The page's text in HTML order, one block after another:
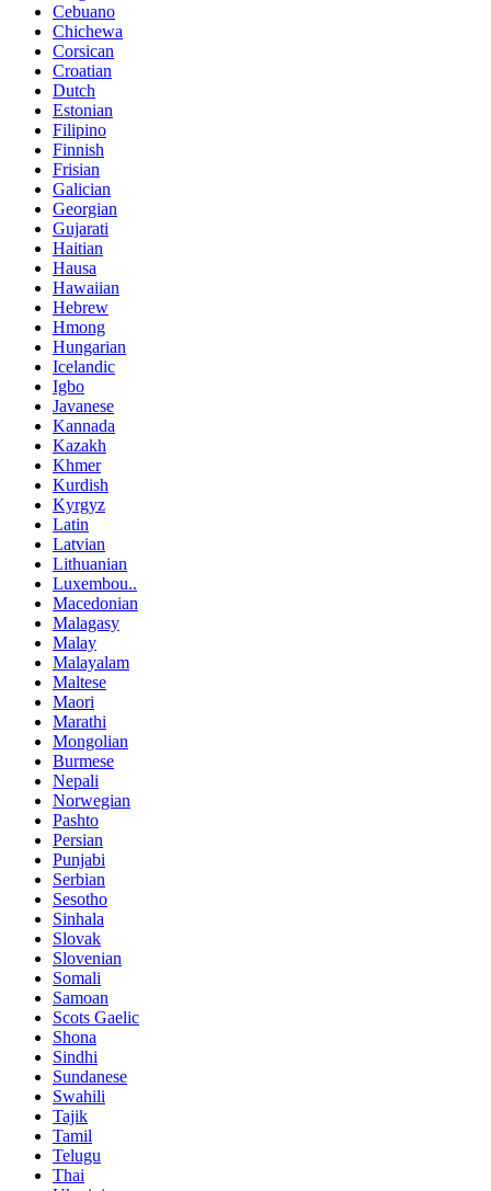
Cebuano
Chichewa
Corsican
Croatian
Dutch
Estonian
Filipino
Finnish
Frisian
Galician
Georgian
Gujarati
Haitian
Hausa
Hawaiian
Hebrew
Hmong
Hungarian
Icelandic
Igbo
Javanese
Kannada
Kazakh
Khmer
Kurdish
Kyrgyz
Latin
Latvian
Lithuanian
Luxembou..
Macedonian
Malagasy
Malay
Malayalam
Maltese
Maori
Marathi
Mongolian
Burmese
Nepali
Norwegian
Pashto
Persian
Punjabi
Serbian
Sesotho
Sinhala
Slovak
Slovenian
Somali
Samoan
Scots Gaelic
Shona
Sindhi
Sundanese
Swahili
Tajik
Tamil
Telugu
Thai